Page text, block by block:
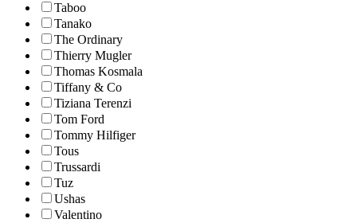
Taboo
Tanako
The Ordinary
Thierry Mugler
Thomas Kosmala
Tiffany & Co
Tiziana Terenzi
Tom Ford
Tommy Hilfiger
Tous
Trussardi
Tuz
Ushas
Valentino